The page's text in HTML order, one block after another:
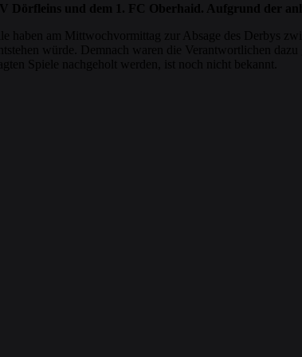
Dörfleins und dem 1. FC Oberhaid. Aufgrund der
haben am Mittwochvormittag zur Absage des Derbys
würde. Demnach waren die Verantwortlichen
Spiele nachgeholt werden, ist noch nicht bekannt.